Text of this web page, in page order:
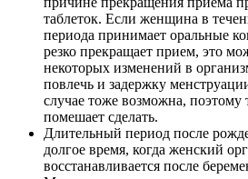
таблеток. Если женщина в
периода принимает оральные
резко прекращает прием, это
некоторых изменений в
повлечь и задержку
случае тоже возможна, поэтому
помешает сделать.
Длительный период после
долгое время, когда женский
восстанавливается после